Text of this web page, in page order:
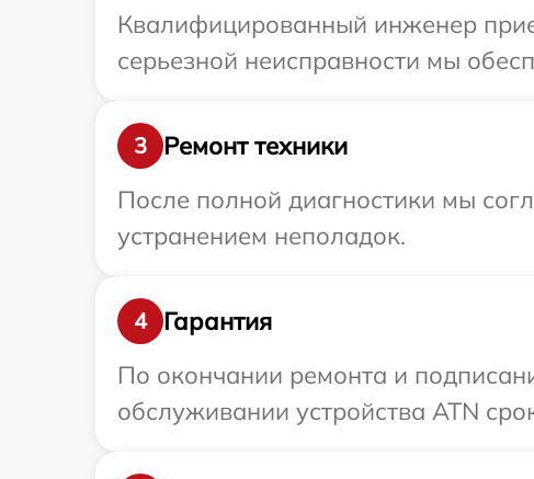
Квалифицированный инженер
серьезной неисправности мы
3
Ремонт техники
После полной диагностики мы
устранением неполадок.
4
Гарантия
По окончании ремонта и
обслуживании устройства ATN